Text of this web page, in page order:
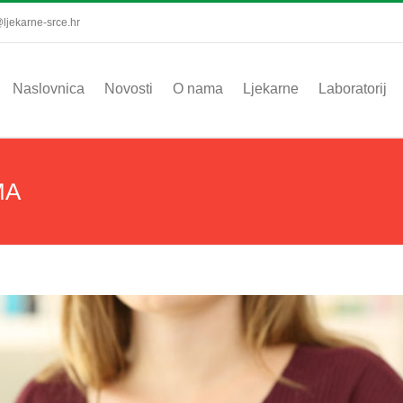
srce.hr
Naslovnica Novosti O nama Ljekarne Laboratorij